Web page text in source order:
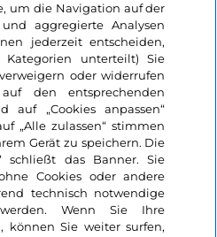
um die Navigation auf der
aggregierte Analysen
jederzeit entscheiden,
Kategorien unterteilt) Sie
oder widerrufen
den entsprechenden
auf „Cookies anpassen“
„Alle zulassen“ stimmen
Gerät zu speichern. Die
schließt das Banner. Sie
Cookies oder andere
technisch notwendige
Wenn Sie Ihre
können Sie weiter surfen,